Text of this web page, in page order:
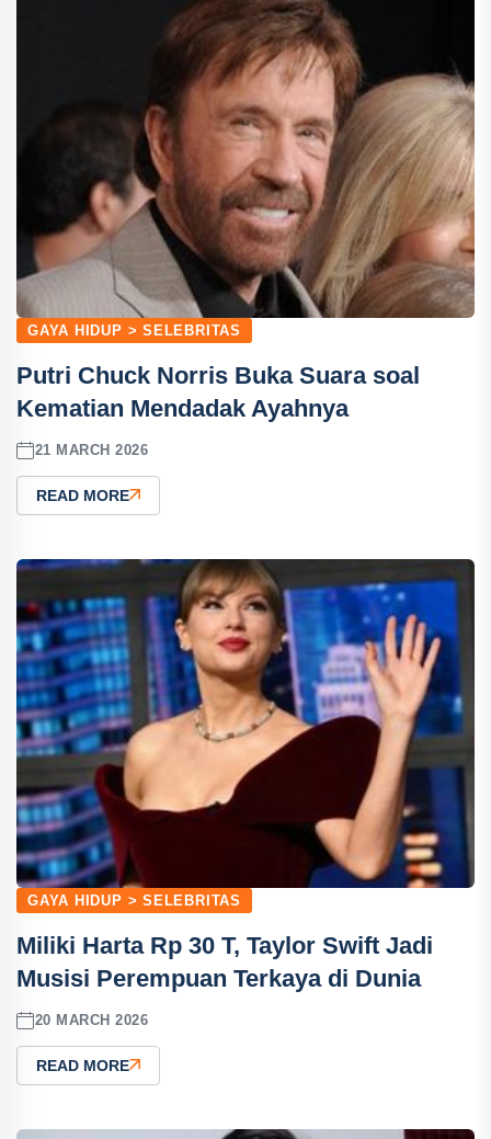
GAYA HIDUP > SELEBRITAS
Putri Chuck Norris Buka Suara soal
Kematian Mendadak Ayahnya
21 MARCH 2026
READ MORE
GAYA HIDUP > SELEBRITAS
Miliki Harta Rp 30 T, Taylor Swift Jadi
Musisi Perempuan Terkaya di Dunia
20 MARCH 2026
READ MORE